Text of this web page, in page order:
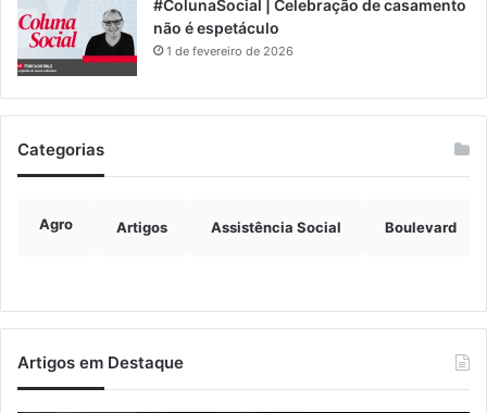
#ColunaSocial | Celebração de casamento
não é espetáculo
1 de fevereiro de 2026
Categorias
Agro Artigos Assistência Social Boulevard
Artigos em Destaque